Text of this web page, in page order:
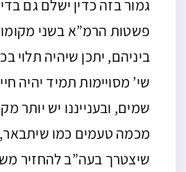
גמור בזה כדין ישלם גם
פשטות הרמ”א בשני
ביניהם, יתכן שיהיה תלוי
שי’ מסויימות תמיד יהיה
שמים, ובענייננו יש יותר
מכמה טעמים כמו שיתבאר,
שיצטרך בעה”ב להחזיר